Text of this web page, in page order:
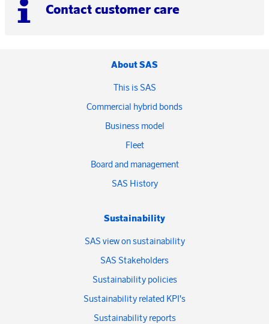
Contact customer care
About SAS
This is SAS
Commercial hybrid bonds
Business model
Fleet
Board and management
SAS History
Sustainability
SAS view on sustainability
SAS Stakeholders
Sustainability policies
Sustainability related KPI's
Sustainability reports